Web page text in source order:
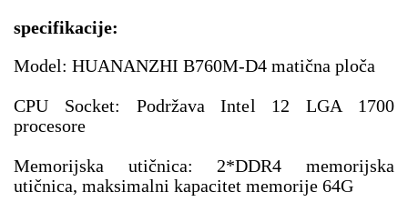
specifikacije:
Model: HUANANZHI B760M-D4 matična ploča
CPU Socket: Podržava Intel 12 LGA 1700
procesore
Memorijska utičnica: 2*DDR4 memorijska
utičnica, maksimalni kapacitet memorije 64G